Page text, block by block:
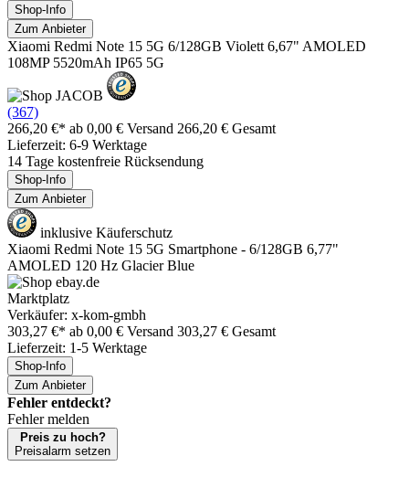
Shop-Info
Zum Anbieter
Xiaomi Redmi Note 15 5G 6/128GB Violett 6,67" AMOLED
108MP 5520mAh IP65 5G
(367)
266,20 €* ab 0,00 € Versand 266,20 € Gesamt
Lieferzeit: 6-9 Werktage
14 Tage kostenfreie Rücksendung
Shop-Info
Zum Anbieter
inklusive Käuferschutz
Xiaomi Redmi Note 15 5G Smartphone - 6/128GB 6,77"
AMOLED 120 Hz Glacier Blue
Marktplatz
Verkäufer: x-kom-gmbh
303,27 €* ab 0,00 € Versand 303,27 € Gesamt
Lieferzeit: 1-5 Werktage
Shop-Info
Zum Anbieter
Fehler entdeckt?
Fehler melden
Preis zu hoch?
Preisalarm setzen